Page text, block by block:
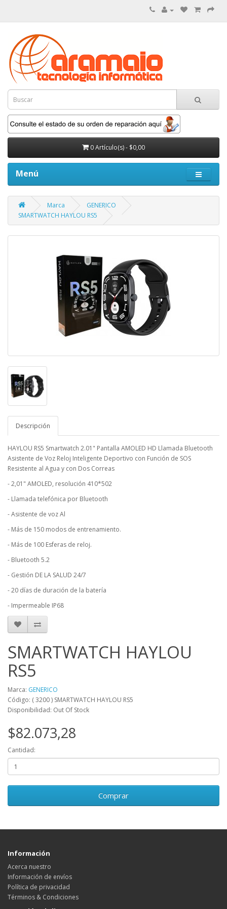
0 Artículo(s) - $0,00
Menú
Marca
GENERICO
SMARTWATCH HAYLOU RS5
Descripción
HAYLOU RS5 Smartwatch 2.01" Pantalla AMOLED HD Llamada Bluetooth
Asistente de Voz Reloj Inteligente Deportivo con Función de SOS
Resistente al Agua y con Dos Correas
- 2,01" AMOLED, resolución 410*502
- Llamada telefónica por Bluetooth
- Asistente de voz Al
- Más de 150 modos de entrenamiento.
- Más de 100 Esferas de reloj.
- Bluetooth 5.2
- Gestión DE LA SALUD 24/7
- 20 días de duración de la batería
- Impermeable IP68
SMARTWATCH HAYLOU
RS5
Marca: GENERICO
Código: ( 3200 ) SMARTWATCH HAYLOU RS5
Disponibilidad: Out Of Stock
$82.073,28
Cantidad:
Comprar
Información
Acerca nuestro
Información de envíos
Política de privacidad
Términos & Condiciones